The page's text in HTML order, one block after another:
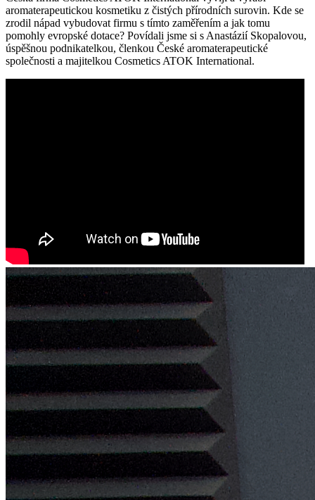
aromaterapeutickou kosmetiku z čistých přírodních surovin. Kde se
zrodil nápad vybudovat firmu s tímto zaměřením a jak tomu
pomohly evropské dotace? Povídali jsme si s Anastázií Skopalovou,
úspěšnou podnikatelkou, členkou České aromaterapeutické
společnosti a majitelkou Cosmetics ATOK International.